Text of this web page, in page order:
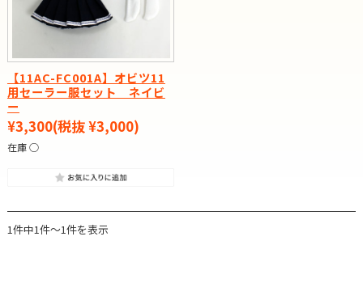
【11AC-FC001A】オビツ11
用セーラー服セット ネイビ
ー
¥3,300(税抜 ¥3,000)
在庫 ○
1件中1件～1件を表示